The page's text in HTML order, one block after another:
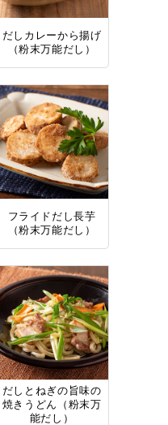
だしカレーから揚げ
（粉末万能だし）
フライドだし長芋
（粉末万能だし）
だしとねぎの旨味の
焼きうどん（粉末万
能だし）